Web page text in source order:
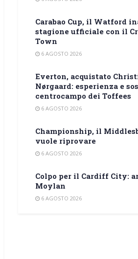
Carabao Cup, il Watford
stagione ufficiale con il
Town
6 AGOSTO 2026
Everton, acquistato
Nørgaard: esperienza e
centrocampo dei Toffees
6 AGOSTO 2026
Championship, il
vuole riprovare
6 AGOSTO 2026
Colpo per il Cardiff City:
Moylan
6 AGOSTO 2026